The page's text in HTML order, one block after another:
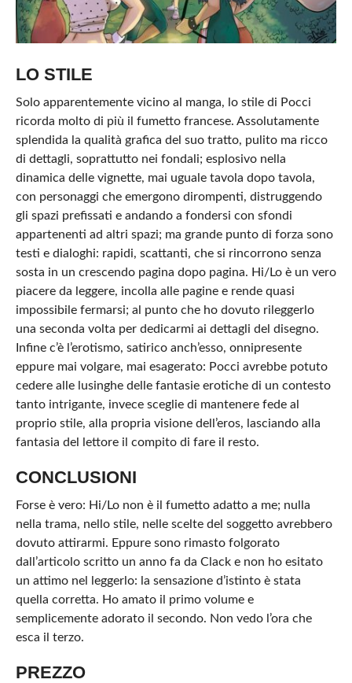
LO STILE
Solo apparentemente vicino al manga, lo stile di Pocci
ricorda molto di più il fumetto francese. Assolutamente
splendida la qualità grafica del suo tratto, pulito ma ricco
di dettagli, soprattutto nei fondali; esplosivo nella
dinamica delle vignette, mai uguale tavola dopo tavola,
con personaggi che emergono dirompenti, distruggendo
gli spazi prefissati e andando a fondersi con sfondi
appartenenti ad altri spazi; ma grande punto di forza sono
testi e dialoghi: rapidi, scattanti, che si rincorrono senza
sosta in un crescendo pagina dopo pagina. Hi/Lo è un vero
piacere da leggere, incolla alle pagine e rende quasi
impossibile fermarsi; al punto che ho dovuto rileggerlo
una seconda volta per dedicarmi ai dettagli del disegno.
Infine c’è l’erotismo, satirico anch’esso, onnipresente
eppure mai volgare, mai esagerato: Pocci avrebbe potuto
cedere alle lusinghe delle fantasie erotiche di un contesto
tanto intrigante, invece sceglie di mantenere fede al
proprio stile, alla propria visione dell’eros, lasciando alla
fantasia del lettore il compito di fare il resto.
CONCLUSIONI
Forse è vero: Hi/Lo non è il fumetto adatto a me; nulla
nella trama, nello stile, nelle scelte del soggetto avrebbero
dovuto attirarmi. Eppure sono rimasto folgorato
dall’articolo scritto un anno fa da Clack e non ho esitato
un attimo nel leggerlo: la sensazione d’istinto è stata
quella corretta. Ho amato il primo volume e
semplicemente adorato il secondo. Non vedo l’ora che
esca il terzo.
PREZZO